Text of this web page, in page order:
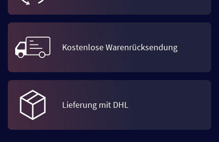
Kostenlose Warenrücksendung
Lieferung mit DHL